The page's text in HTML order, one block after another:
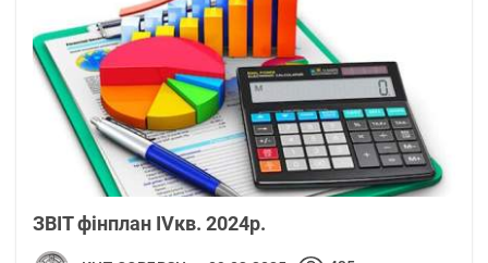
ЗВІТ фінплан ІVкв. 2024р.